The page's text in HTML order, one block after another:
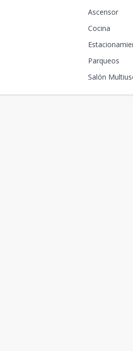
Ascensor
Cocina
Parqueos
Salón